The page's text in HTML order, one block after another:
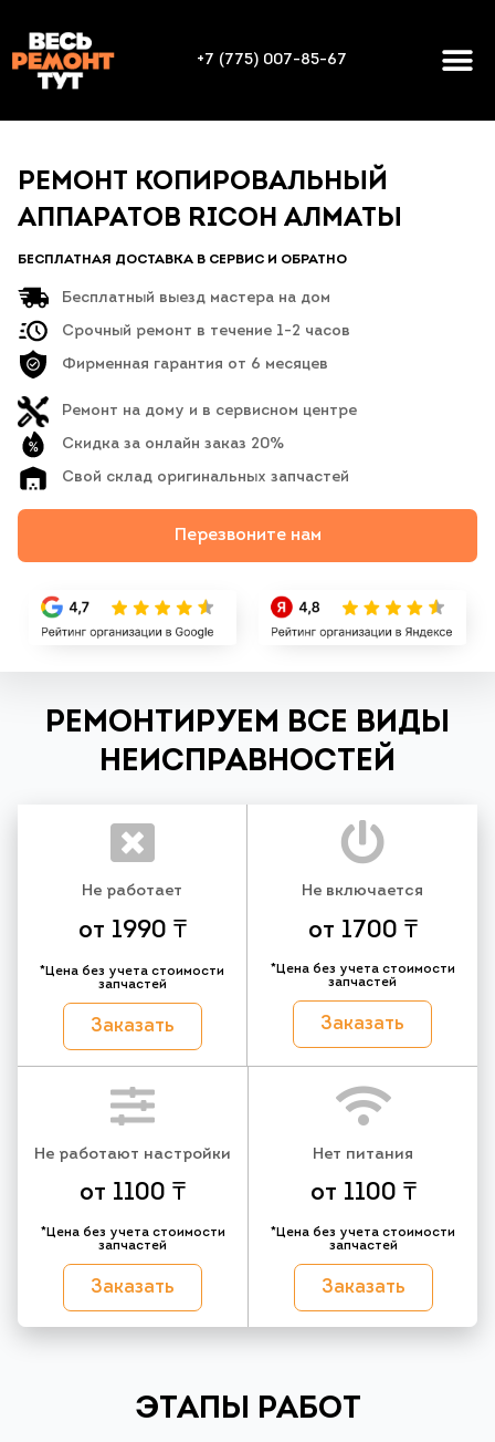
+7 (775) 007-85-67
РЕМОНТ КОПИРОВАЛЬНЫЙ
АППАРАТОВ RICOH АЛМАТЫ
БЕСПЛАТНАЯ ДОСТАВКА В СЕРВИС И ОБРАТНО
Бесплатный выезд мастера на дом
Срочный ремонт в течение 1-2 часов
Фирменная гарантия от 6 месяцев
Ремонт на дому и в сервисном центре
Скидка за онлайн заказ 20%
Свой склад оригинальных запчастей
Перезвоните нам
РЕМОНТИРУЕМ ВСЕ ВИДЫ
НЕИСПРАВНОСТЕЙ
Не работает
от 1990 ₸
*Цена без учета стоимости
запчастей
Заказать
Не включается
от 1700 ₸
*Цена без учета стоимости
запчастей
Заказать
Не работают настройки
от 1100 ₸
*Цена без учета стоимости
запчастей
Заказать
Нет питания
от 1100 ₸
*Цена без учета стоимости
запчастей
Заказать
ЭТАПЫ РАБОТ